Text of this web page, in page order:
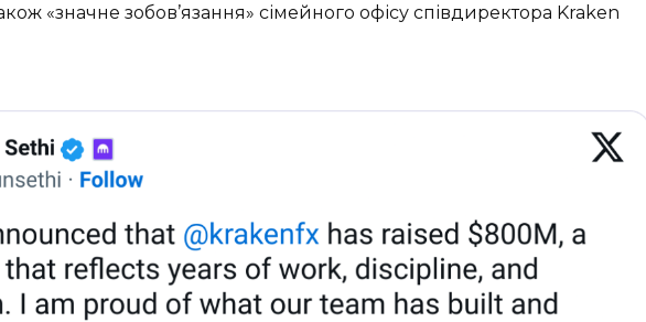
«значне зобов’язання» сімейного офісу співдиректора Kraken